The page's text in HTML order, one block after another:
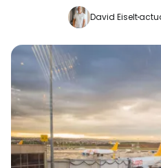
David Eiselt
Continuați